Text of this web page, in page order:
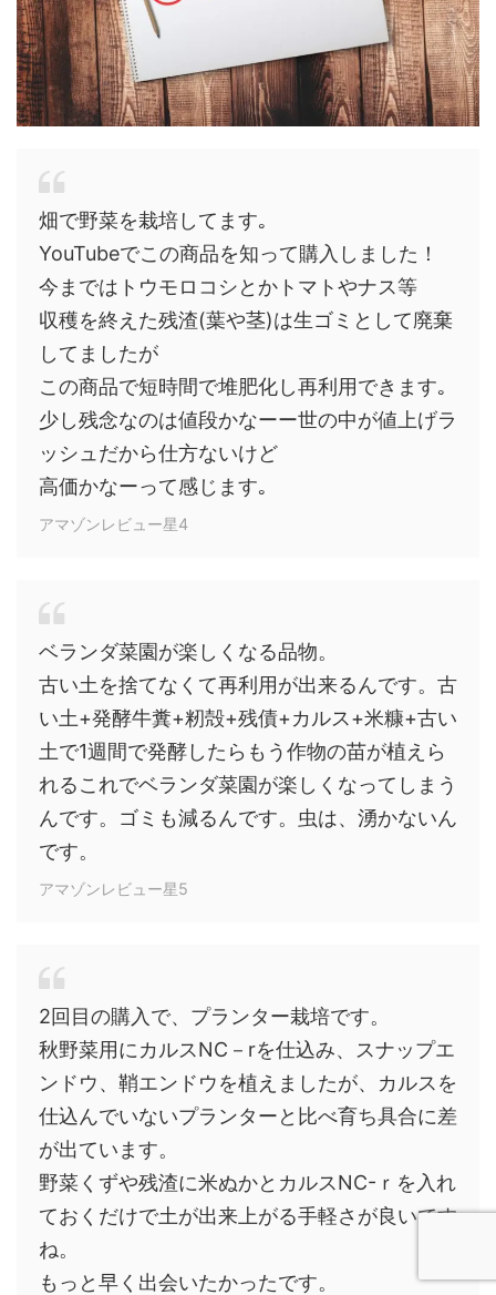
畑で野菜を栽培してます｡
YouTubeでこの商品を知って購入しました！
今まではトウモロコシとかトマトやナス等
収穫を終えた残渣(葉や茎)は生ゴミとして廃棄
してましたが
この商品で短時間で堆肥化し再利用できます｡
少し残念なのは値段かなーー世の中が値上げラ
ッシュだから仕方ないけど
高価かなーって感じます｡
アマゾンレビュー星4
ベランダ菜園が楽しくなる品物。
古い土を捨てなくて再利用が出来るんです。古
い土+発酵牛糞+籾殻+残債+カルス+米糠+古い
土で1週間で発酵したらもう作物の苗が植えら
れるこれでベランダ菜園が楽しくなってしまう
んです。ゴミも減るんです。虫は、湧かないん
です。
アマゾンレビュー星5
2回目の購入で、プランター栽培です。
秋野菜用にカルスNC－rを仕込み、スナップエ
ンドウ、鞘エンドウを植えましたが、カルスを
仕込んでいないプランターと比べ育ち具合に差
が出ています。
野菜くずや残渣に米ぬかとカルスNC-ｒを入れ
ておくだけで土が出来上がる手軽さが良いです
ね。
もっと早く出会いたかったです。